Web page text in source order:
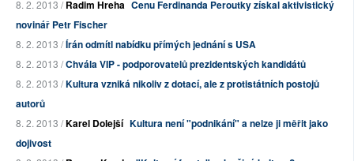
8. 2. 2013 /Radim Hreha Cenu Ferdinanda Peroutky získal aktivistický
novinář Petr Fischer
8. 2. 2013 /Írán odmítl nabídku přímých jednání s USA
8. 2. 2013 /Chvála VIP - podporovatelů prezidentských kandidátů
8. 2. 2013 /Kultura vzniká nikoliv z dotací, ale z protistátních postojů
autorů
8. 2. 2013 /Karel Dolejší Kultura není "podnikání" a nelze ji měřit jako
dojivost